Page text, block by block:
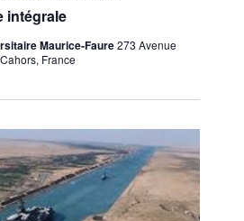
r
o
n
s
u
l
v
è
n
e
intégrale
Maurice-Faure273 Avenue
France